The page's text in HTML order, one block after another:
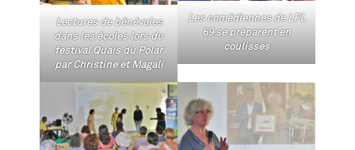
Lectures de bénévoles
dans les écoles lors du
festival Quais du Polar
par Christine et Magali
Les comédiennes de LFL
69 se préparent en
coulisses